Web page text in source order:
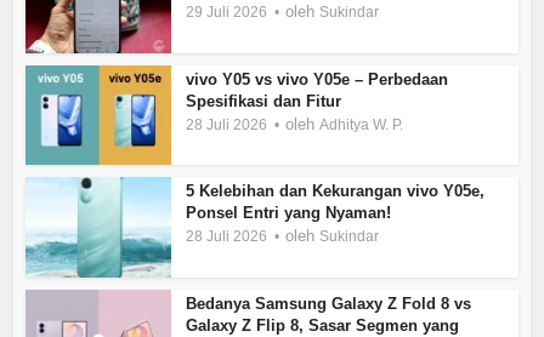
29 Juli 2026 oleh Sukindar
vivo Y05 vs vivo Y05e – Perbedaan
Spesifikasi dan Fitur
28 Juli 2026 olehAdhitya W. P.
5 Kelebihan dan Kekurangan vivo Y05e,
Ponsel Entri yang Nyaman!
28 Juli 2026 oleh Sukindar
Bedanya Samsung Galaxy Z Fold 8 vs
Galaxy Z Flip 8, Sasar Segmen yang